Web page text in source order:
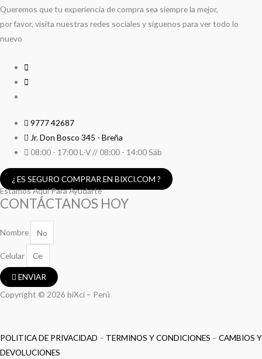
Queremos que tu experiencia de compra sea siempre la mejor,
por favor, visita nuestras redes sociales y síguenos para ver todo lo
nuevo
9777 42687
Jr. Don Bosco 345 - Breña
08:00 - 17:00 L-V // 08:00 - 14:00 Sáb
¿ ES SEGURO COMPRAR EN BIXCI.COM ?
Estamos Aquí Para Ayudarte
CONTÁCTANOS HOY
Nombre
Celular
ENVIAR
Copyright © 2026 biXci – Perú
POLITICA DE PRIVACIDAD – TERMINOS Y CONDICIONES – CAMBIOS Y
DEVOLUCIONES